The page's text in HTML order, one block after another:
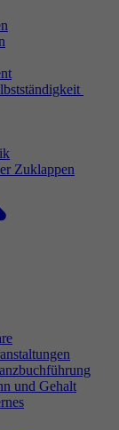
Zuklappen
und Gehalt